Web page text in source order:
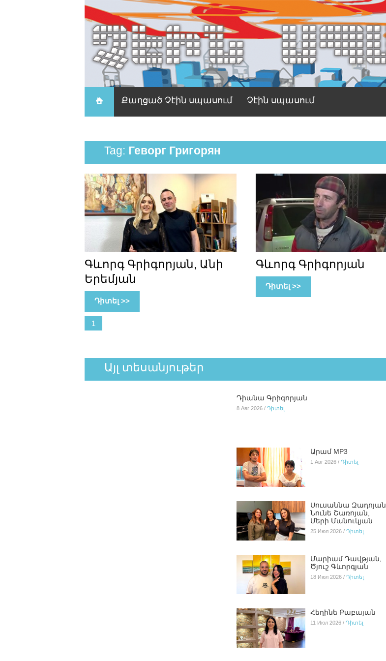
Քաղցած Չէին սպասում Չէին սպասում
Tag: Геворг Григорян
Գևորգ Գրիգորյան, Անի
Երեմյան
Դիտել >>
Գևորգ Գրիգորյան
Դիտել >>
1
Այլ տեսանյութեր
Դիանա Գրիգորյան
8 Авг 2026 / Դիտել
Արամ MP3
1 Авг 2026 / Դիտել
Սուսաննա Զադոյան,
Նունե Շառոյան,
Մերի Մանուկյան
25 Июл 2026 / Դիտել
Մարիամ Դավթյան,
Ծյուշ Գևորգյան
18 Июл 2026 / Դիտել
Հեղինե Բաբայան
11 Июл 2026 / Դիտել